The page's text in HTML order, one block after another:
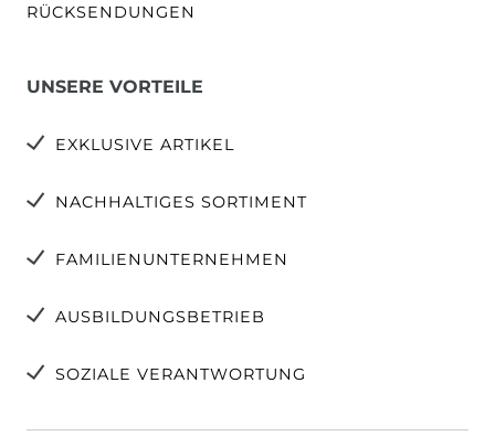
RÜCKSENDUNGEN
UNSERE VORTEILE
EXKLUSIVE ARTIKEL
NACHHALTIGES SORTIMENT
FAMILIENUNTERNEHMEN
AUSBILDUNGSBETRIEB
SOZIALE VERANTWORTUNG